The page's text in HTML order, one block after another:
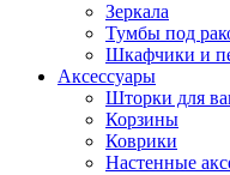
Зеркала
Тумбы под
Шкафчики и
Аксессуары
Шторки для
Корзины
Коврики
Настенные